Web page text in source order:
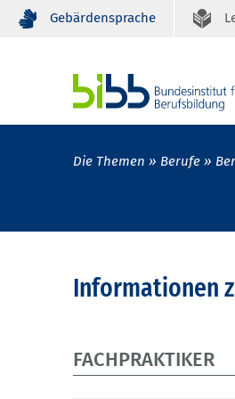
Gebärdensprache
Die Themen Berufe
Informationen
FACHPRAKTIKER